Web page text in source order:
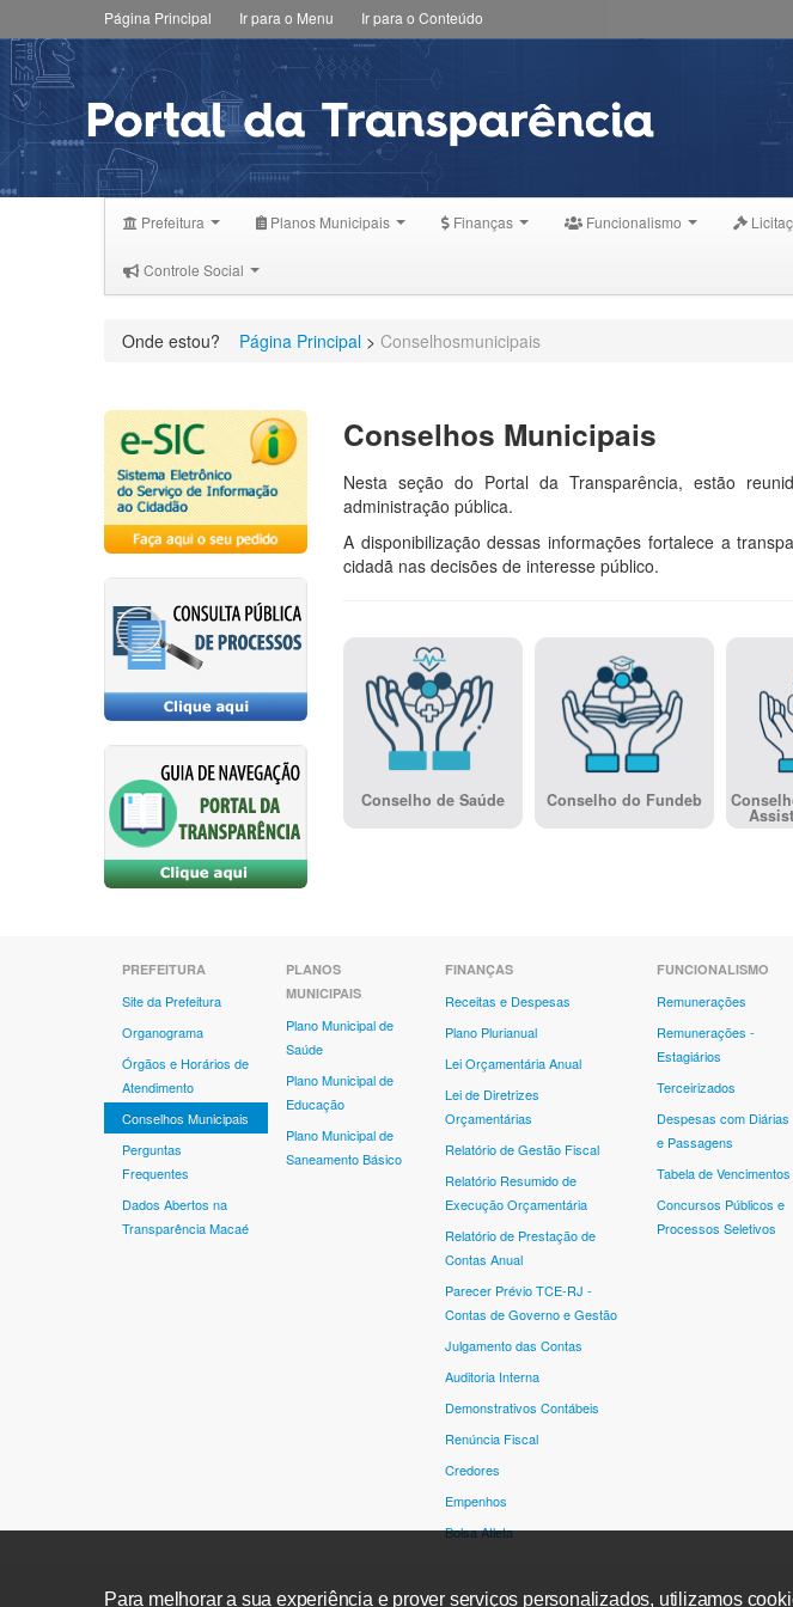
Página Principal Ir para o Menu Ir para o Conteúdo
Prefeitura Planos Municipais Finanças Funcionalismo
Controle Social
Onde estou? Página Principal > Conselhosmunicipais
Conselhos Municipais
Nesta seção do Portal da Transparência, estão
administração pública.
A disponibilização dessas informações fortalece a
cidadã nas decisões de interesse público.
Conselho de Saúde Conselho do Fundeb
PREFEITURA
Site da Prefeitura
Organograma
Órgãos e Horários de
Atendimento
Conselhos Municipais
Perguntas
Frequentes
Dados Abertos na
Transparência Macaé
PLANOS
MUNICIPAIS
Plano Municipal de
Saúde
Plano Municipal de
Educação
Plano Municipal de
Saneamento Básico
FINANÇAS
Receitas e Despesas
Plano Plurianual
Lei Orçamentária Anual
Lei de Diretrizes
Orçamentárias
Relatório de Gestão Fiscal
Relatório Resumido de
Execução Orçamentária
Relatório de Prestação de
Contas Anual
Parecer Prévio TCE-RJ -
Contas de Governo e Gestão
Julgamento das Contas
Auditoria Interna
Demonstrativos Contábeis
Renúncia Fiscal
Credores
Empenhos
Bolsa Atleta
FUNCIONALISMO
Remunerações
Remunerações -
Estagiários
Terceirizados
Despesas com Diárias
e Passagens
Tabela de Vencimentos
Concursos Públicos e
Processos Seletivos
Para melhorar a sua experiência e prover serviços personalizados, utilizamos